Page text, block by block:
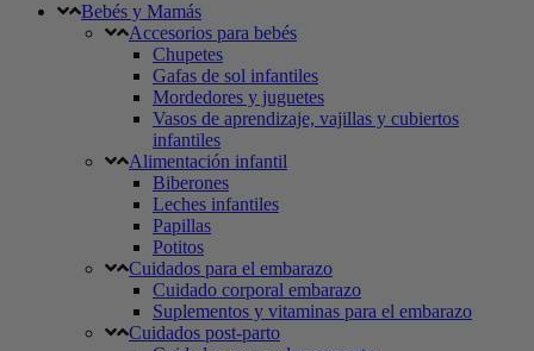
Bebés y Mamás
Accesorios para bebés
Chupetes
Gafas de sol infantiles
Mordedores y juguetes
Vasos de aprendizaje, vajillas y cubiertos
infantiles
Alimentación infantil
Biberones
Leches infantiles
Papillas
Potitos
Cuidados para el embarazo
Cuidado corporal embarazo
Suplementos y vitaminas para el embarazo
Cuidados post-parto